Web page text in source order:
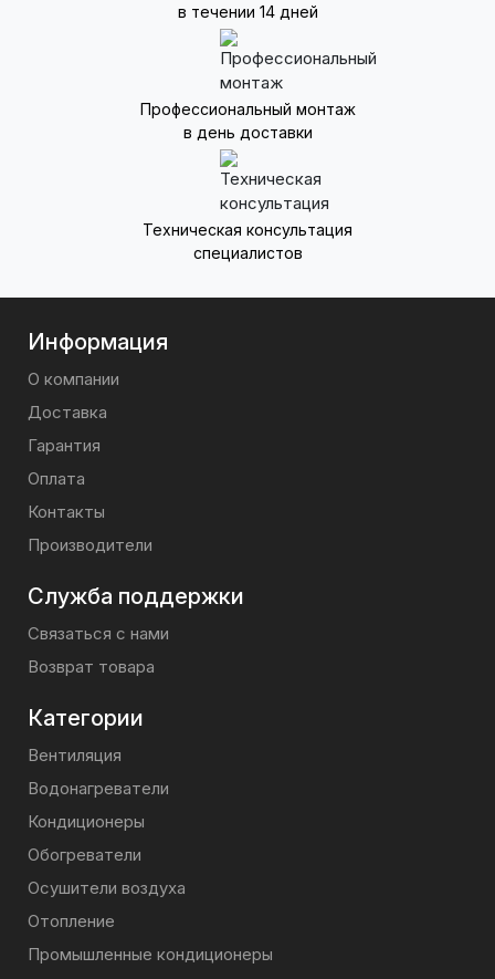
в течении 14 дней
Профессиональный монтаж
в день доставки
Техническая консультация
специалистов
Информация
О компании
Доставка
Гарантия
Оплата
Контакты
Производители
Служба поддержки
Связаться с нами
Возврат товара
Категории
Вентиляция
Водонагреватели
Кондиционеры
Обогреватели
Осушители воздуха
Отопление
Промышленные кондиционеры